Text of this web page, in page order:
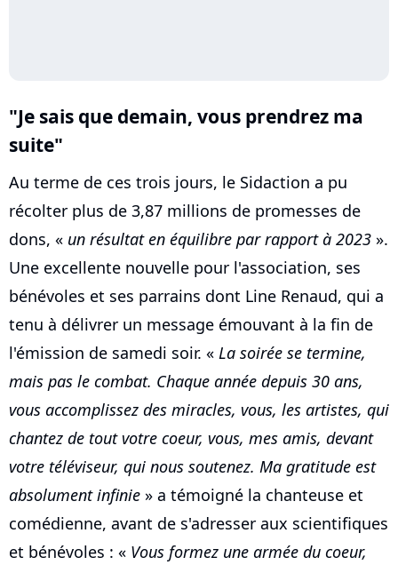
"Je sais que demain, vous prendrez ma
suite"
Au terme de ces trois jours, le Sidaction a pu
récolter plus de 3,87 millions de promesses de
dons, « un résultat en équilibre par rapport à 2023 ».
Une excellente nouvelle pour l'association, ses
bénévoles et ses parrains dont Line Renaud, qui a
tenu à délivrer un message émouvant à la fin de
l'émission de samedi soir. « La soirée se termine,
mais pas le combat. Chaque année depuis 30 ans,
vous accomplissez des miracles, vous, les artistes, qui
chantez de tout votre coeur, vous, mes amis, devant
votre téléviseur, qui nous soutenez. Ma gratitude est
absolument infinie » a témoigné la chanteuse et
comédienne, avant de s'adresser aux scientifiques
et bénévoles : « Vous formez une armée du coeur,